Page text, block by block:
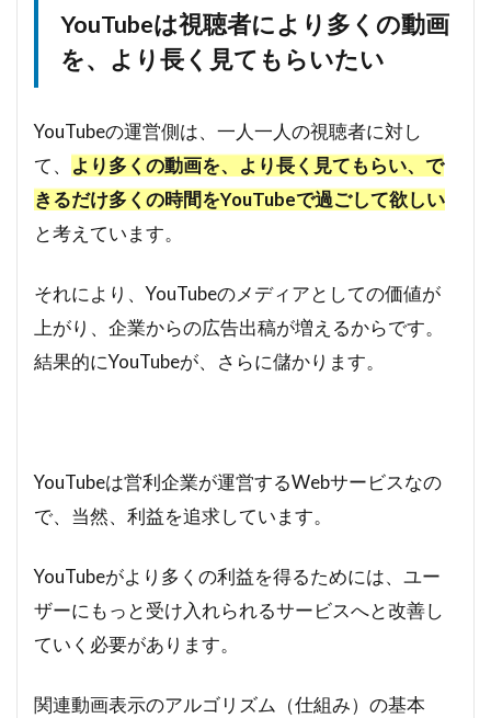
YouTubeは視聴者により多くの動画
を、より長く見てもらいたい
YouTubeの運営側は、一人一人の視聴者に対し
て、 より多くの動画を、より長く見てもらい、で
きるだけ多くの時間をYouTubeで過ごして欲しい
と考えています。
それにより、YouTubeのメディアとしての価値が
上がり、企業からの広告出稿が増えるからです。
結果的にYouTubeが、さらに儲かります。
YouTubeは営利企業が運営するWebサービスなの
で、当然、利益を追求しています。
YouTubeがより多くの利益を得るためには、ユー
ザーにもっと受け入れられるサービスへと改善し
ていく必要があります。
関連動画表示のアルゴリズム（仕組み）の基本